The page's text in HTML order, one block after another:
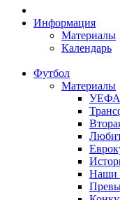
Информация
Материалы
Календарь
Футбол
Материалы
УЕФА
Наши